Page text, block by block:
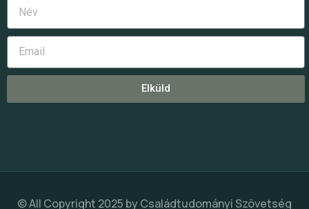
Elküld
© All Copyright 2025 byCsaládtudományi Szövetség